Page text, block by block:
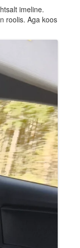
imeline.
roolis. Aga koos